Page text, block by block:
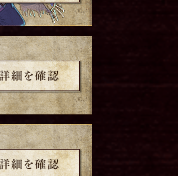
詳細を確認
詳細を確認